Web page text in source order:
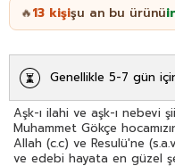
🔥13 kişişu an bu ürünü
Genellikle 5-7 gün
Aşk-ı ilahi ve aşk-ı nebevi
Muhammet Gökçe
Allah (c.c) ve Resulü'ne
ve edebi hayata en güzel